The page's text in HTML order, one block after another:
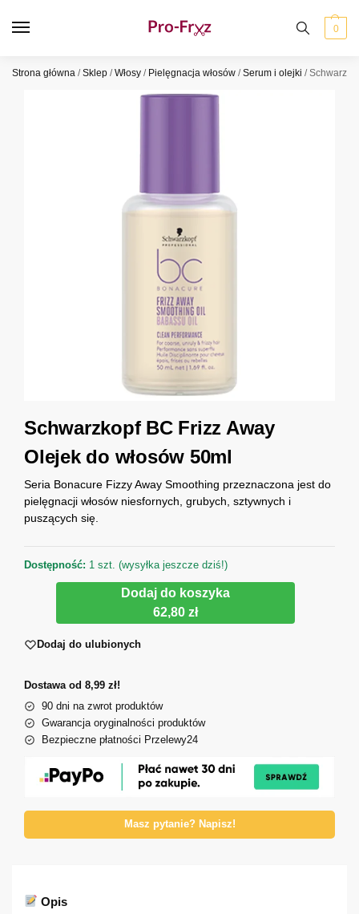
0
Strona główna /Sklep /Włosy / Pielęgnacja włosów /Serum i olejki /
Schwarzkopf BC Frizz Away
Olejek do włosów 50ml
Seria Bonacure Fizzy Away Smoothing przeznaczona jest do
pielęgnacji włosów niesfornych, grubych, sztywnych i
puszących się.
Dostępność: 1 szt. (wysyłka jeszcze dziś!)
Dodaj do koszyka
62,80 zł
Dodaj do ulubionych
Dostawa od 8,99 zł!
90 dni na zwrot produktów
Gwarancja oryginalności produktów
Bezpieczne płatności Przelewy24
Masz pytanie? Napisz!
Opis